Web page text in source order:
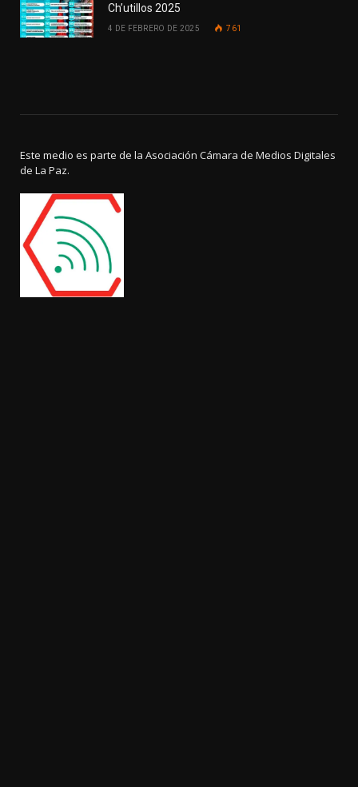
Ch’utillos 2025
4 DE FEBRERO DE 2025 761
Este medio es parte de la Asociación Cámara de Medios Digitales
de La Paz.